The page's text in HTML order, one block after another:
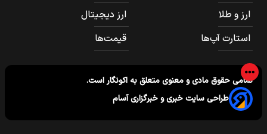
ارز و طلا
ارز دیجیتال
استارت آپ‌ها
قیمت‌ها
تمامی حقوق مادی و معنوی متعلق به اکونگاراست.
طراحی سایت خبری و خبرگزاری آسام